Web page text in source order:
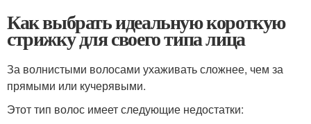
Как выбрать идеальную короткую
стрижку для своего типа лица
За волнистыми волосами ухаживать сложнее, чем за
прямыми или кучерявыми.
Этот тип волос имеет следующие недостатки: